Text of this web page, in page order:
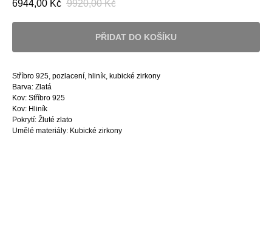
6944,00 Kč 9920,00 Kč
PŘIDAT DO KOŠÍKU
Stříbro 925, pozlacení, hliník, kubické zirkony
Barva: Zlatá
Kov: Stříbro 925
Kov: Hliník
Pokrytí: Žluté zlato
Umělé materiály: Kubické zirkony